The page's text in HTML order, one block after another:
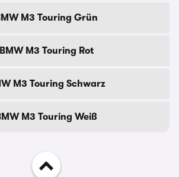
M3 Touring Grün
BMW M3 Touring Rot
M3 Touring Schwarz
M3 Touring Weiß